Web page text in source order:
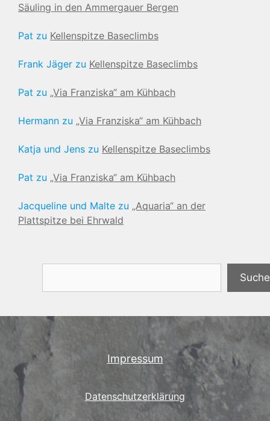
Säuling in den Ammergauer Bergen
Pat zu Kellenspitze Baseclimbs
Frank Jäger zu Kellenspitze Baseclimbs
Pat zu „Via Franziska“ am Kühbach
Hermann zu „Via Franziska“ am Kühbach
Katja und Jens zu Kellenspitze Baseclimbs
Pat zu „Via Franziska“ am Kühbach
Jacqueline und Malte zu „Aquaria“ an der
Plattspitze bei Ehrwald
Impressum
Datenschutzerklärung